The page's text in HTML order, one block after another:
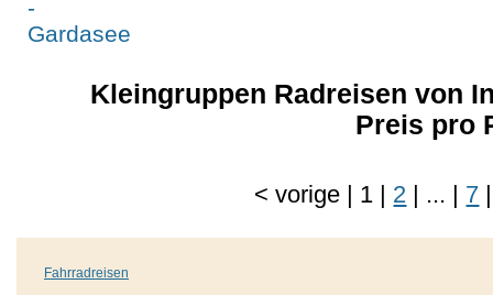
Kleingruppen Radreisen von
Preis pro
<vorige | 1 | 2 | ... | 7 |
Fahrradreisen